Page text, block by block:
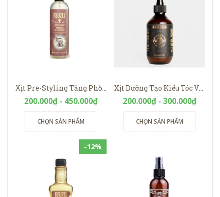
Xịt Pre-Styling Tăng Phồng Reuzel Surf Tonic
200.000₫ - 450.000₫
CHỌN SẢN PHẨM
Xịt Dưỡng Tạo Kiểu Tóc Valerie - Rusty Lab
200.000₫ - 300.000₫
CHỌN SẢN PHẨM
-12%